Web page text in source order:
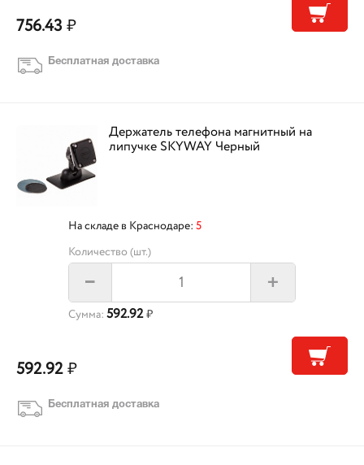
756.43 ₽
Бесплатная доставка
Держатель телефона магнитный на
липучке SKYWAY Черный
На складе в Краснодаре: 5
Количество (шт.)
– +
Сумма: 592.92₽
592.92₽
Бесплатная доставка